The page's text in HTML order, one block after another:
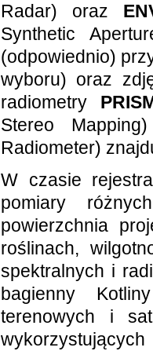
Radar) oraz
Synthetic
(odpowiednio)
wyboru) oraz
radiometry
Stereo
Radiometer)
W czasie
pomiary
powierzchnia
roślinach,
spektralnych i
bagienny
terenowych i